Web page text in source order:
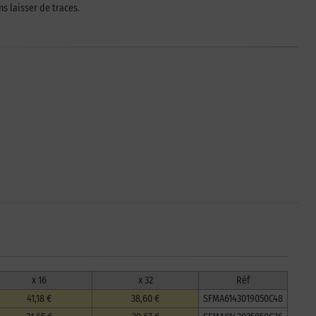
laisser de traces.
x 16 x 32
Réf
41,18 € 38,60 €
SFMA6143019050C48